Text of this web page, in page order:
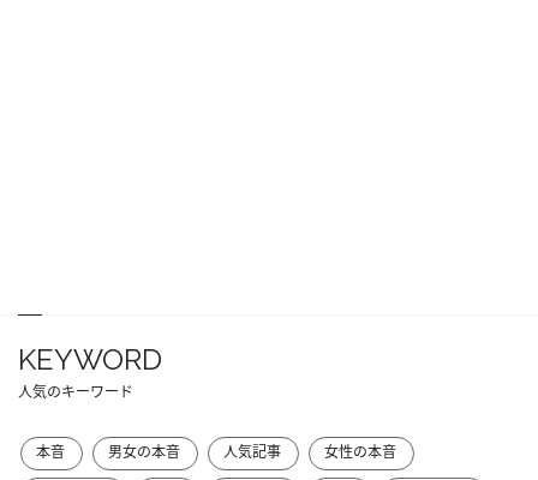
KEYWORD
人気のキーワード
本音 男女の本音 人気記事
女性の本音